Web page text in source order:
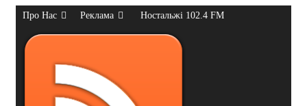
Про Нас Реклама Ностальжі 102.4 FM